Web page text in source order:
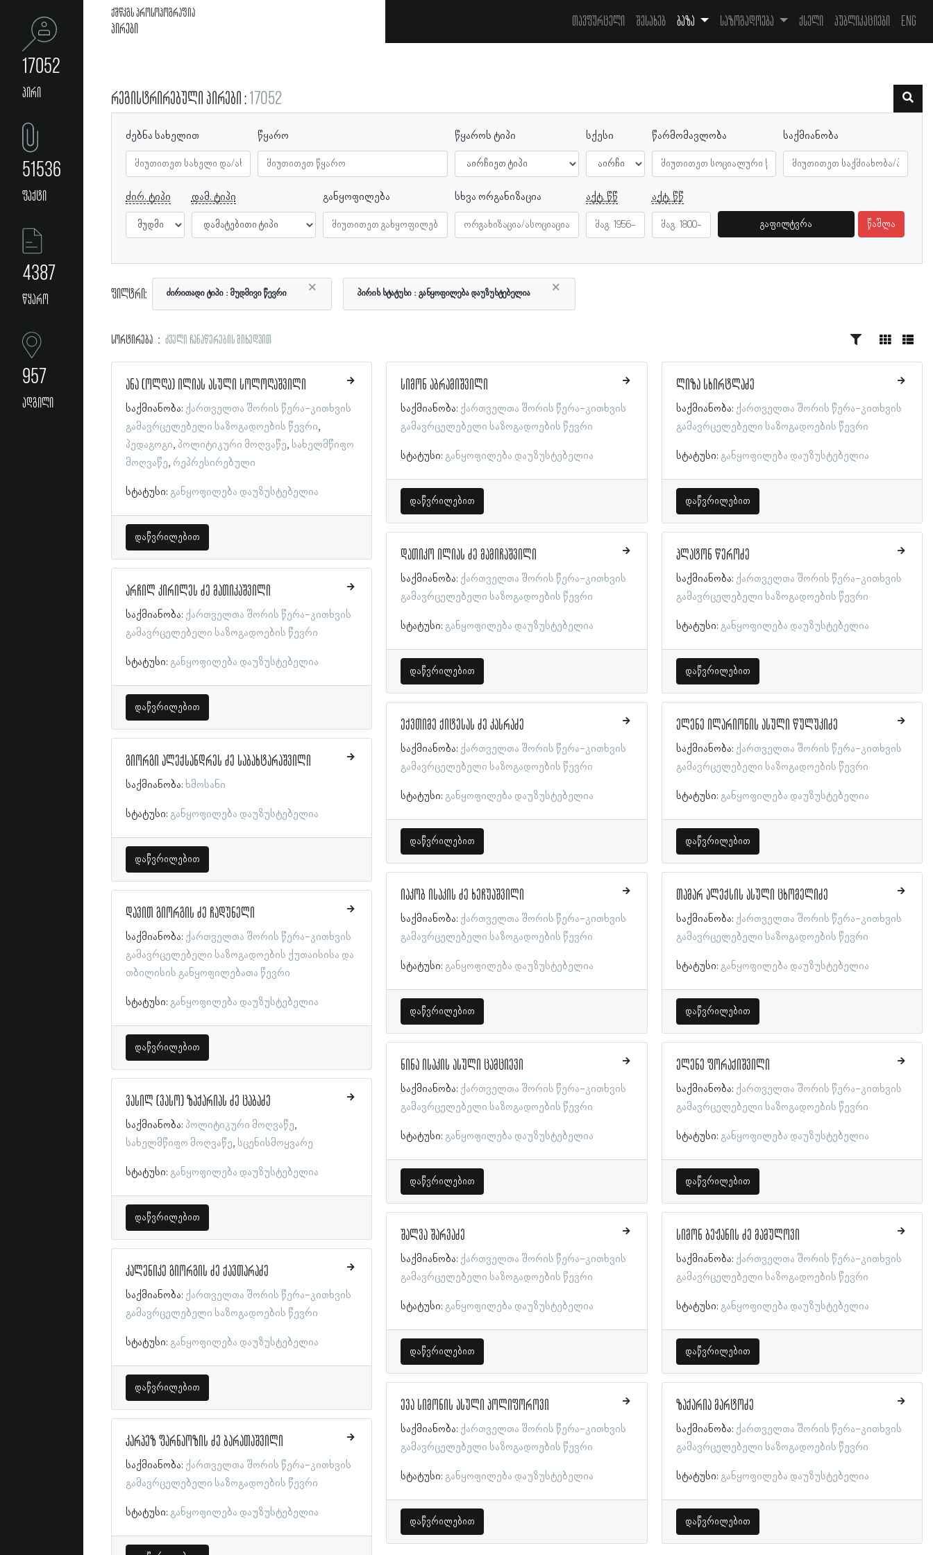
17052
პირი
51536
ფაქტი
4387
წყარო
957
ადგილი
ქშწკგს პროსოპოგრაფია
პირები თავფურცელი შესახებ ბაზა საზოგადოება ქსელი პუბლიკაციები Eng
რეგისტრირებული პირები 17052
ძებნა სახელით წყარო წყაროს ტიპი სქესი წარმომავლობა საქმიანობა
ძირ. ტიპი დამ. ტიპი განყოფილება სხვა ორგანიზაცია აქტ. წწ აქტ. წწ
გაფილტვრა წაშლა
ფილტრი: ×
ძირითადი ტიპი მუდმივი წევრი ×
პირის სტატუსი განყოფილება დაუზუსტებელია
სორტირება ძველი ჩანაწერების მიხედვით
ანა (ოლღა) ილიას ასული სოლოღაშვილი
საქმიანობა: ქართველთა შორის წერა-კითხვის
გამავრცელებელი საზოგადოების წევრი
პედაგოგი პოლიტიკური მოღვაწე სახელმწიფო
მოღვაწე რეპრესირებული
სტატუსი: განყოფილება დაუზუსტებელია
დაწვრილებით
არჩილ კირილეს ძე მათიკაშვილი
საქმიანობა: ქართველთა შორის წერა-კითხვის
გამავრცელებელი საზოგადოების წევრი
სტატუსი: განყოფილება დაუზუსტებელია
დაწვრილებით
გიორგი ალექსანდრეს ძე საბახტარაშვილი
საქმიანობა: ხმოსანი
სტატუსი: განყოფილება დაუზუსტებელია
დაწვრილებით
დავით გიორგის ძე ჩადუნელი
საქმიანობა: ქართველთა შორის წერა-კითხვის
გამავრცელებელი საზოგადოების ქუთაისისა და
თბილისის განყოფილებათა წევრი
სტატუსი: განყოფილება დაუზუსტებელია
დაწვრილებით
ვასილ (ვასო) ზაქარიას ძე ცაბაძე
საქმიანობა: პოლიტიკური მოღვაწე
სახელმწიფო მოღვაწე სცენისმოყვარე
სტატუსი: განყოფილება დაუზუსტებელია
დაწვრილებით
კალენიკე გიორგის ძე ქავთარაძე
საქმიანობა: ქართველთა შორის წერა-კითხვის
გამავრცელებელი საზოგადოების წევრი
სტატუსი: განყოფილება დაუზუსტებელია
დაწვრილებით
კარპეზ ფარნაოზის ძე ბარათაშვილი
საქმიანობა: ქართველთა შორის წერა-კითხვის
გამავრცელებელი საზოგადოების წევრი
სტატუსი: განყოფილება დაუზუსტებელია
სიმონ აბრამიშვილი
საქმიანობა: ქართველთა შორის წერა-კითხვის
გამავრცელებელი საზოგადოების წევრი
სტატუსი: განყოფილება დაუზუსტებელია
დაწვრილებით
დათიკო ილიას ძე მამიჩაშვილი
საქმიანობა: ქართველთა შორის წერა-კითხვის
გამავრცელებელი საზოგადოების წევრი
სტატუსი: განყოფილება დაუზუსტებელია
დაწვრილებით
ექვთიმე ქიტესას ძე კასრაძე
საქმიანობა: ქართველთა შორის წერა-კითხვის
გამავრცელებელი საზოგადოების წევრი
სტატუსი: განყოფილება დაუზუსტებელია
დაწვრილებით
იაკობ ისაკის ძე ხეჩუაშვილი
საქმიანობა: ქართველთა შორის წერა-კითხვის
გამავრცელებელი საზოგადოების წევრი
სტატუსი: განყოფილება დაუზუსტებელია
დაწვრილებით
ნინა ისაკის ასული ცამციევი
საქმიანობა: ქართველთა შორის წერა-კითხვის
გამავრცელებელი საზოგადოების წევრი
სტატუსი: განყოფილება დაუზუსტებელია
დაწვრილებით
შალვა შარვაძე
საქმიანობა: ქართველთა შორის წერა-კითხვის
გამავრცელებელი საზოგადოების წევრი
სტატუსი: განყოფილება დაუზუსტებელია
დაწვრილებით
ევა სიმონის ასული პოლიფოროვი
საქმიანობა: ქართველთა შორის წერა-კითხვის
გამავრცელებელი საზოგადოების წევრი
სტატუსი: განყოფილება დაუზუსტებელია
დაწვრილებით
ლიზა სხირტლაძე
საქმიანობა: ქართველთა შორის წერა-კითხვის
გამავრცელებელი საზოგადოების წევრი
სტატუსი: განყოფილება დაუზუსტებელია
დაწვრილებით
პლატონ წეროძე
საქმიანობა: ქართველთა შორის წერა-კითხვის
გამავრცელებელი საზოგადოების წევრი
სტატუსი: განყოფილება დაუზუსტებელია
დაწვრილებით
ელენე ილარიონის ასული წულუკიძე
საქმიანობა: ქართველთა შორის წერა-კითხვის
გამავრცელებელი საზოგადოების წევრი
სტატუსი: განყოფილება დაუზუსტებელია
დაწვრილებით
თამარ ალექსის ასული ცხომელიძე
საქმიანობა: ქართველთა შორის წერა-კითხვის
გამავრცელებელი საზოგადოების წევრი
სტატუსი: განყოფილება დაუზუსტებელია
დაწვრილებით
ელენე ფორაქიშვილი
საქმიანობა: ქართველთა შორის წერა-კითხვის
გამავრცელებელი საზოგადოების წევრი
სტატუსი: განყოფილება დაუზუსტებელია
დაწვრილებით
სიმონ ბეჟანის ძე მამულოვი
საქმიანობა: ქართველთა შორის წერა-კითხვის
გამავრცელებელი საზოგადოების წევრი
სტატუსი: განყოფილება დაუზუსტებელია
დაწვრილებით
ზაქარია მარტოძე
საქმიანობა: ქართველთა შორის წერა-კითხვის
გამავრცელებელი საზოგადოების წევრი
სტატუსი: განყოფილება დაუზუსტებელია
დაწვრილებით